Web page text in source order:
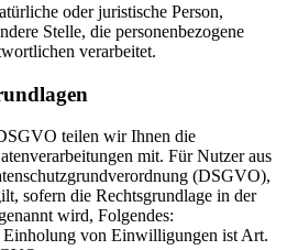
oder juristische Person,
Stelle, die personenbezogene
verarbeitet.
teilen wir Ihnen die
mit. Für Nutzer aus
(DSGVO),
sofern die Rechtsgrundlage in der
wird, Folgendes:
von Einwilligungen ist Art.